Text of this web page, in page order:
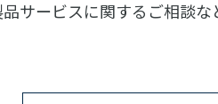
サービスに関するご相談